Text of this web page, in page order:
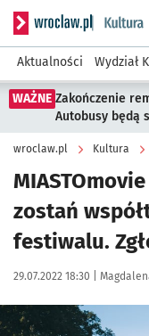
Serwis informacyjny
Aktualności Wydział
WAŻNE Zakończenie
Autobusy będą
wroclaw.pl Kultura
zostań
festiwalu.
Data publikacji:
29.07.2022 18:30 | Autor:
Kliknij, aby powiększyć